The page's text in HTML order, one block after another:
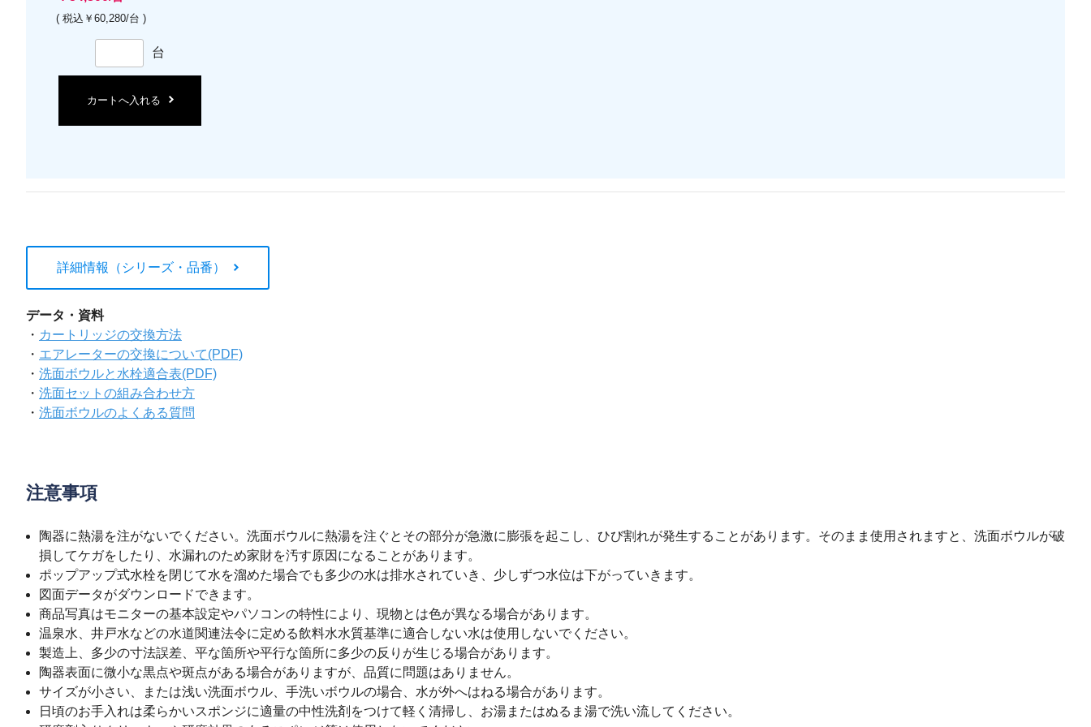
( 税込￥60,280/台 )
台
カートへ入れる
詳細情報（シリーズ・品番）
データ・資料
・ カートリッジの交換方法
・ エアレーターの交換について(PDF)
・ 洗面ボウルと水栓適合表(PDF)
・ 洗面セットの組み合わせ方
・ 洗面ボウルのよくある質問
注意事項
陶器に熱湯を注がないでください。洗面ボウルに熱湯を注ぐとその部分が急激に膨張を起こし、ひび割れが発生することがあります。そのまま使用されますと、洗面ボウルが破
損してケガをしたり、水漏れのため家財を汚す原因になることがあります。
ポップアップ式水栓を閉じて水を溜めた場合でも多少の水は排水されていき、少しずつ水位は下がっていきます。
図面データがダウンロードできます。
商品写真はモニターの基本設定やパソコンの特性により、現物とは色が異なる場合があります。
温泉水、井戸水などの水道関連法令に定める飲料水水質基準に適合しない水は使用しないでください。
製造上、多少の寸法誤差、平な箇所や平行な箇所に多少の反りが生じる場合があります。
陶器表面に微小な黒点や斑点がある場合がありますが、品質に問題はありません。
サイズが小さい、または浅い洗面ボウル、手洗いボウルの場合、水が外へはねる場合があります。
日頃のお手入れは柔らかいスポンジに適量の中性洗剤をつけて軽く清掃し、お湯またはぬるま湯で洗い流してください。